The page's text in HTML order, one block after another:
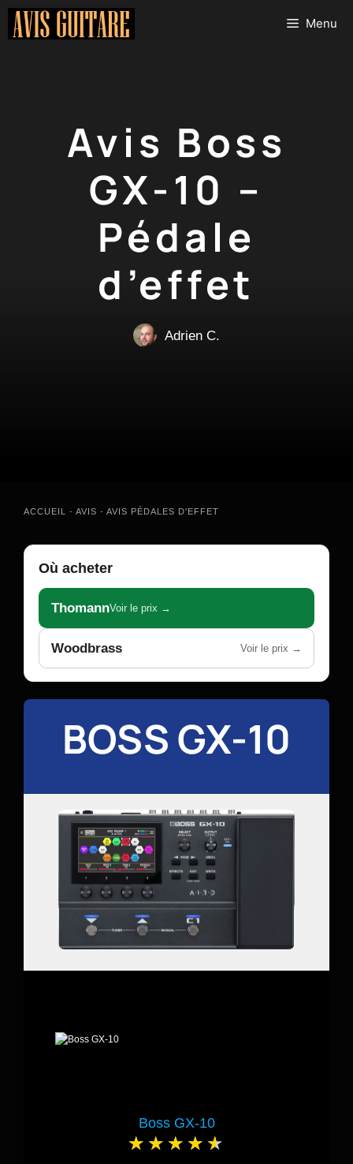
Aller
Menu
Avis Boss
GX-10 –
Pédale
d’effet
Adrien C.
ACCUEIL - AVIS - AVIS PÉDALES D'EFFET
Où acheter
ThomannVoir le prix →
Woodbrass Voir le prix →
BOSS GX-10
Boss GX-10